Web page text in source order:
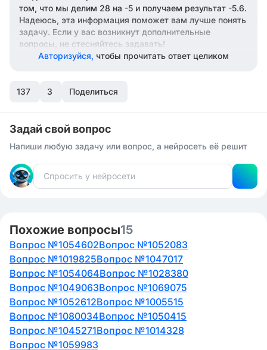
том, что мы делим 28 на -5 и получаем результат -5.6.
Надеюсь, эта информация поможет вам лучше понять
задачу. Если у вас возникнут дополнительные
вопросы, не стесняйтесь задавать!
Авторизуйся, чтобы прочитать ответ целиком
137 3 Поделиться
Задай свой вопрос
Напиши любую задачу или вопрос, а нейросеть её решит
Похожие вопросы15
Вопрос №1054602Вопрос №1052083
Вопрос №1019825Вопрос №1047017
Вопрос №1054064Вопрос №1028380
Вопрос №1049063Вопрос №1069075
Вопрос №1052612Вопрос №1005515
Вопрос №1080034Вопрос №1050415
Вопрос №1045271Вопрос №1014328
Вопрос №1059983